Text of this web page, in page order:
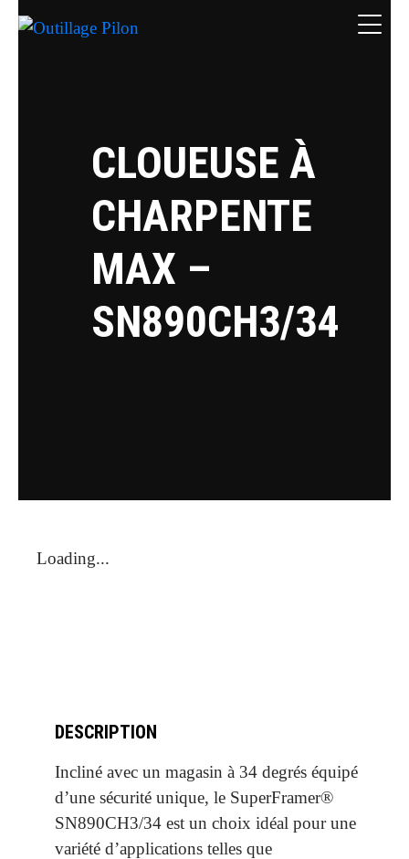
CLOUEUSE À
CHARPENTE
MAX –
SN890CH3/34
Loading...
DESCRIPTION
Incliné avec un magasin à 34 degrés équipé
d’une sécurité unique, le SuperFramer®
SN890CH3/34 est un choix idéal pour une
variété d’applications telles que